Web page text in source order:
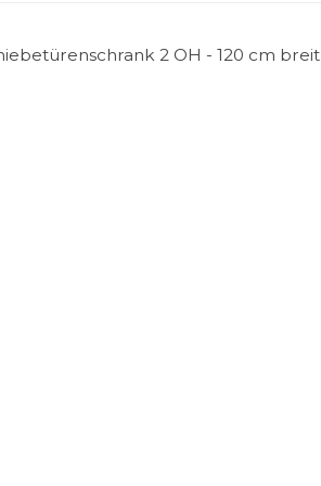
2 OH - 120 cm breit